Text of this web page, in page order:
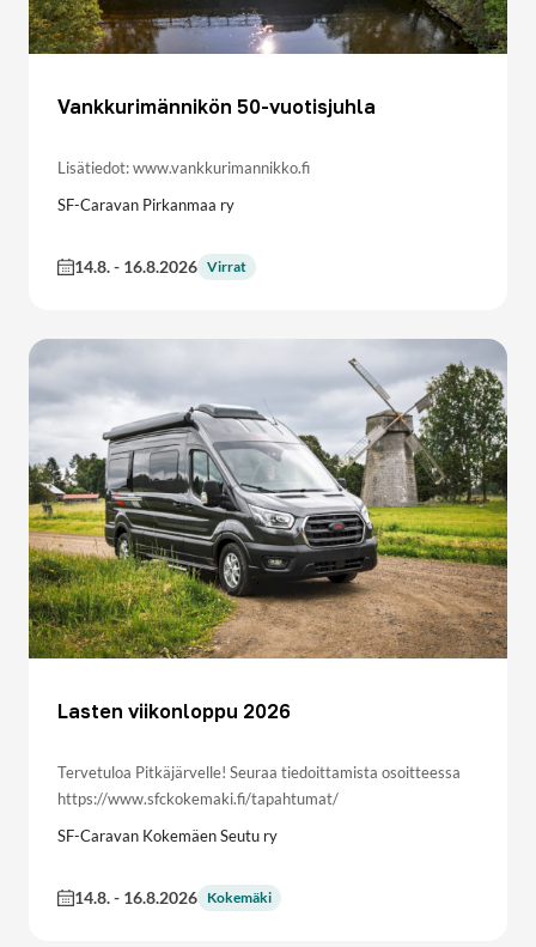
Vankkurimännikön 50-vuotisjuhla
Lisätiedot: www.vankkurimannikko.fi
SF-Caravan Pirkanmaa ry
14.8.- 16.8.2026 Virrat
Lasten viikonloppu 2026
Tervetuloa Pitkäjärvelle! Seuraa tiedoittamista osoitteessa
https://www.sfckokemaki.fi/tapahtumat/
SF-Caravan Kokemäen Seutu ry
14.8.- 16.8.2026 Kokemäki